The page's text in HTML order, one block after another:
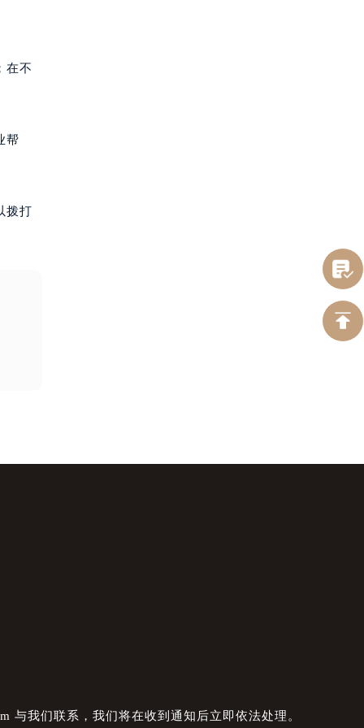
在不
帮
拨打
与我们联系，我们将在收到通知后立即依法处理。